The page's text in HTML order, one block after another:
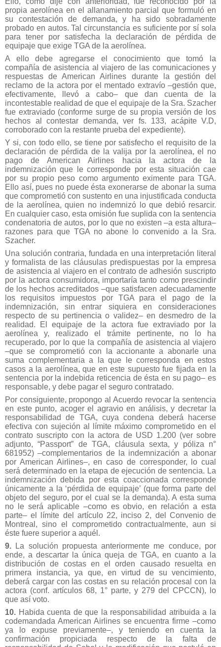
propia aerolínea en el allanamiento parcial que formuló en
su contestación de demanda, y ha sido sobradamente
probado en autos. Tal circunstancia es suficiente por sí sola
para tener por satisfecha la declaración de pérdida de
equipaje que exige TGA de la aerolínea.
A ello debe agregarse el conocimiento que tomó la
compañía de asistencia al viajero de las comunicaciones y
respuestas de American Airlines durante la gestión del
reclamo de la actora por el mentado extravío –gestión que,
efectivamente, llevó a cabo– que dan cuenta de la
incontestable realidad de que el equipaje de la Sra. Szacher
fue extraviado (conforme surge de su propia versión de los
hechos al contestar demanda, ver fs. 133, acápite V.D,
corroborado con la restante prueba del expediente).
Y si, con todo ello, se tiene por satisfecho el requisito de la
declaración de pérdida de la valija por la aerolínea, el no
pago de American Airlines hacia la actora de la
indemnización que le corresponde por esta situación cae
por su propio peso como argumento eximente para TGA.
Ello así, pues no puede ésta exonerarse de abonar la suma
que comprometió con sustento en una injustificada conducta
de la aerolínea, quien no indemnizó lo que debió resarcir.
En cualquier caso, esta omisión fue suplida con la sentencia
condenatoria de autos, por lo que no existen –a esta altura–
razones para que TGA no abone lo convenido a la Sra.
Szacher.
Una solución contraria, fundada en una interpretación literal
y formalista de las cláusulas predispuestas por la empresa
de asistencia al viajero en el contrato de adhesión suscripto
por la actora consumidora, importaría tanto como prescindir
de los hechos acreditados –que satisfacen adecuadamente
los requisitos impuestos por TGA para el pago de la
indemnización, sin entrar siquiera en consideraciones
respecto de su pertinencia o validez– en desmedro de la
realidad. El equipaje de la actora fue extraviado por la
aerolínea y, realizado el trámite pertinente, no lo ha
recuperado, por lo que la compañía de asistencia al viajero
–que se comprometió con la accionante a abonarle una
suma complementaria a la que le corresponda en estos
casos a la aerolínea, que en este supuesto fue fijada en la
sentencia por la indebida reticencia de ésta en su pago– es
responsable, y debe pagar el seguro contratado.
Por consiguiente, propongo al Acuerdo revocar la sentencia
en este punto, acoger el agravio en análisis, y decretar la
responsabilidad de TGA, cuya condena deberá hacerse
efectiva con sujeción al límite máximo comprometido en el
contrato suscripto con la actora de USD 1.200 (ver sobre
adjunto, “Passport” de TGA, cláusula sexta, y póliza n°
681952) –complementarios de la indemnización a abonar
por American Airlines–, en caso de corresponder, lo cual
será determinado en la etapa de ejecución de sentencia. La
indemnización debida por esta coaccionada corresponde
únicamente a la ‘pérdida de equipaje’ (que forma parte del
objeto del seguro, por el cual se la demanda). A esta suma
no le será aplicable –como es obvio, en relación a esta
parte– el límite del artículo 22, inciso 2, del Convenio de
Montreal, sino el comprometido contractualmente, aun si
éste fuere superior a aquél.
9.
La solución propuesta anteriormente me conduce, por
ende, a descartar la única queja de TGA, en cuanto a la
distribución de costas en el orden causado resuelta en
primera instancia, ya que, en virtud de su vencimiento,
deberá cargar con las costas en su relación procesal con la
actora (conf. artículos 68, 1° parte, y 279 del CPCCN), lo
que así voto.
10. Habida cuenta de que la responsabilidad atribuida a la
codemandada American Airlines se encuentra firme –como
ya lo expuse previamente–, y teniendo en cuenta la
confirmación propiciada respecto de la falta de